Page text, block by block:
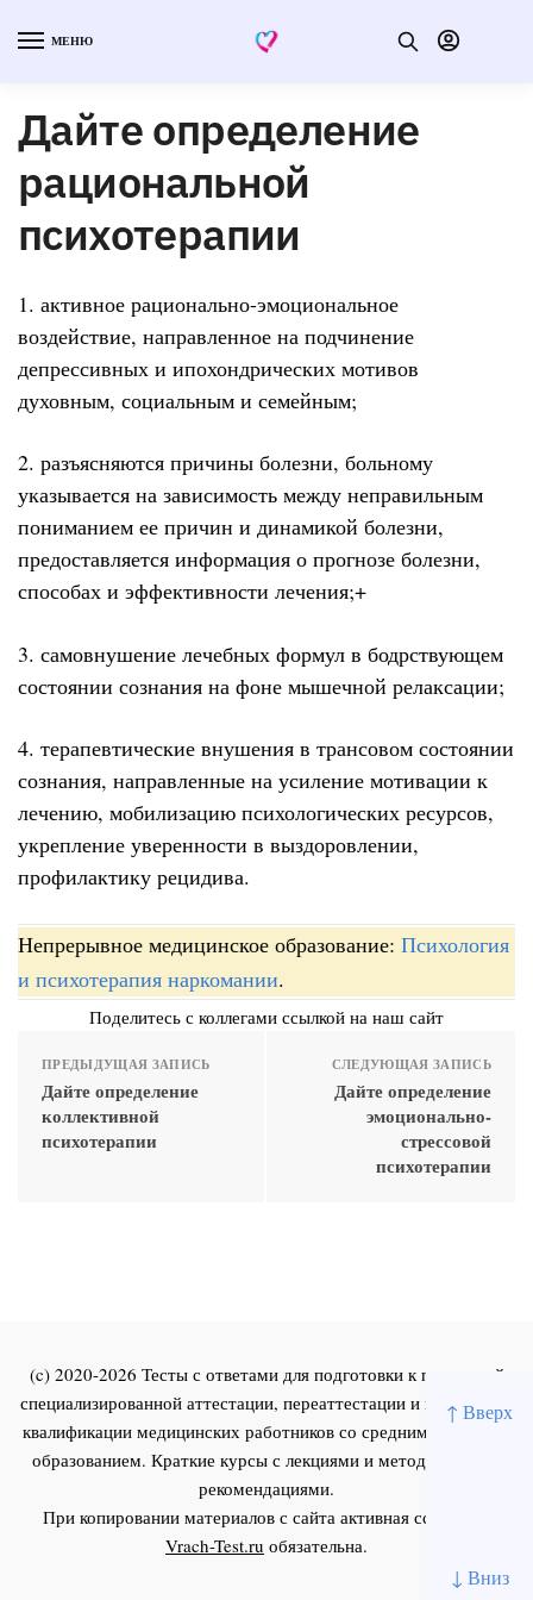
↑ Вверх
↓ Вниз
МЕНЮ
Дайте определение
рациональной
психотерапии
1. активное рационально-эмоциональное
воздействие, направленное на подчинение
депрессивных и ипохондрических мотивов
духовным, социальным и семейным;
2. разъясняются причины болезни, больному
указывается на зависимость между неправильным
пониманием ее причин и динамикой болезни,
предоставляется информация о прогнозе болезни,
способах и эффективности лечения;+
3. самовнушение лечебных формул в бодрствующем
состоянии сознания на фоне мышечной релаксации;
4. терапевтические внушения в трансовом состоянии
сознания, направленные на усиление мотивации к
лечению, мобилизацию психологических ресурсов,
укрепление уверенности в выздоровлении,
профилактику рецидива.
Непрерывное медицинское образование: Психология
и психотерапия наркомании.
Поделитесь с коллегами ссылкой на наш сайт
ПРЕДЫДУЩАЯ ЗАПИСЬ
Дайте определение
коллективной
психотерапии
СЛЕДУЮЩАЯ ЗАПИСЬ
Дайте определение
эмоционально-
стрессовой
психотерапии
(c) 2020-2026 Тесты с ответами для подготовки к первичной
специализированной аттестации, переаттестации и повышения
квалификации медицинских работников со средним и высшим
образованием. Краткие курсы с лекциями и методическими
рекомендациями.
При копировании материалов с сайта активная ссылка на
Vrach-Test.ru обязательна.